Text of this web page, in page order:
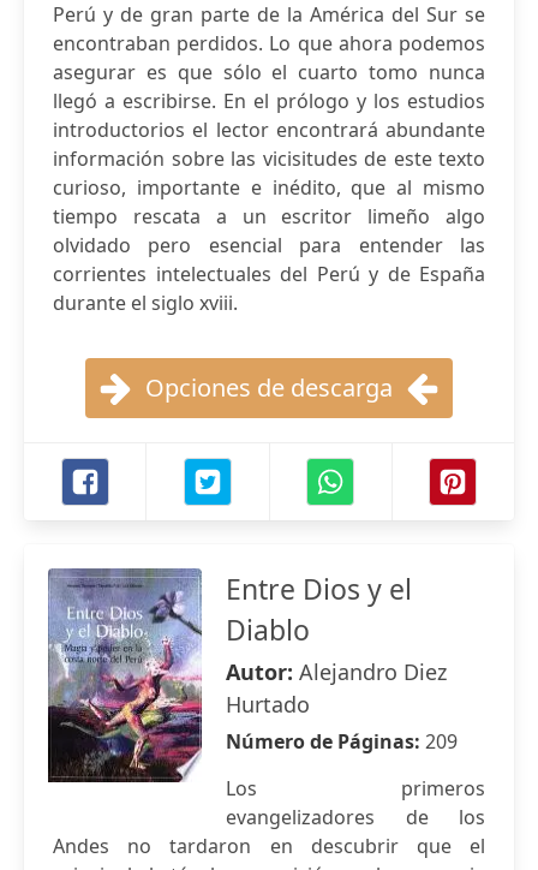
Perú y de gran parte de la América del Sur se
encontraban perdidos. Lo que ahora podemos
asegurar es que sólo el cuarto tomo nunca
llegó a escribirse. En el prólogo y los estudios
introductorios el lector encontrará abundante
información sobre las vicisitudes de este texto
curioso, importante e inédito, que al mismo
tiempo rescata a un escritor limeño algo
olvidado pero esencial para entender las
corrientes intelectuales del Perú y de España
durante el siglo xviii.
Opciones de descarga
Entre Dios y el
Diablo
Autor: Alejandro Diez
Hurtado
Número de Páginas: 209
Los primeros
evangelizadores de los
Andes no tardaron en descubrir que el